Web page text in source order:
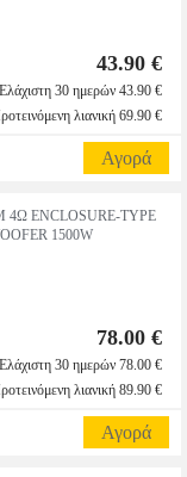
43.90 €
Ελάχιστη 30 ημερών 43.90 €
λιανική 69.90 €
Αγορά
4Ω ENCLOSURE-TYPE
1500W
78.00 €
Ελάχιστη 30 ημερών 78.00 €
λιανική 89.90 €
Αγορά